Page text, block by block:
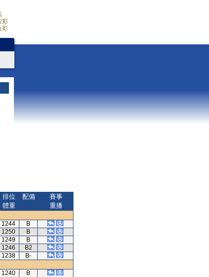
彩
彩
排位
體重
配備
賽事
重播
1244
B
1250
B
1249
B
1246
B2
1238
B-
1240
B